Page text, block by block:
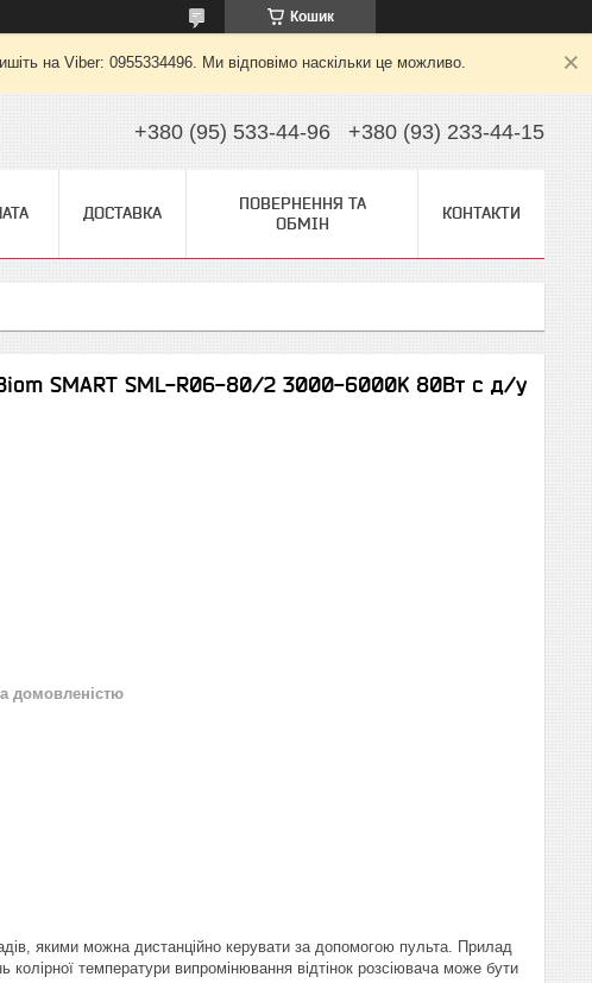
Кошик
на Viber: 0955334496. Ми відповімо наскільки це можливо.
+380 (95) 533-44-96 +380 (93) 233-44-15
ДОСТАВКА
ПОВЕРНЕННЯ ТА
ОБМІН
КОНТАКТИ
Biom SMART SML-R06-80/2 3000-6000K 80Вт с д/у
домовленістю
якими можна дистанційно керувати за допомогою пульта. Прилад
температури випромінювання відтінок розсіювача може бути